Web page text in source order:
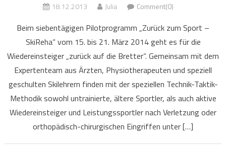
18.12.2013 Julia Comment(0)
Beim siebentägigen Pilotprogramm „Zurück zum Sport –
SkiReha“ vom 15. bis 21. März 2014 geht es für die
Wiedereinsteiger „zurück auf die Bretter“. Gemeinsam mit dem
Expertenteam aus Ärzten, Physiotherapeuten und speziell
geschulten Skilehrern finden mit der speziellen Technik-Taktik-
Methodik sowohl untrainierte, ältere Sportler, als auch aktive
Wiedereinsteiger und Leistungssportler nach Verletzung oder
orthopädisch-chirurgischen Eingriffen unter […]